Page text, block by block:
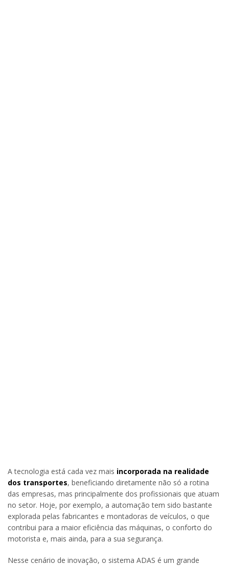
A tecnologia está cada vez mais incorporada na realidade
dos transportes, beneficiando diretamente não só a rotina
das empresas, mas principalmente dos profissionais que atuam
no setor. Hoje, por exemplo, a automação tem sido bastante
explorada pelas fabricantes e montadoras de veículos, o que
contribui para a maior eficiência das máquinas, o conforto do
motorista e, mais ainda, para a sua segurança.
Nesse cenário de inovação, o sistema ADAS é um grande